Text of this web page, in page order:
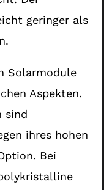
geringer als
Solarmodule
Aspekten.
sind
ihres hohen
Bei